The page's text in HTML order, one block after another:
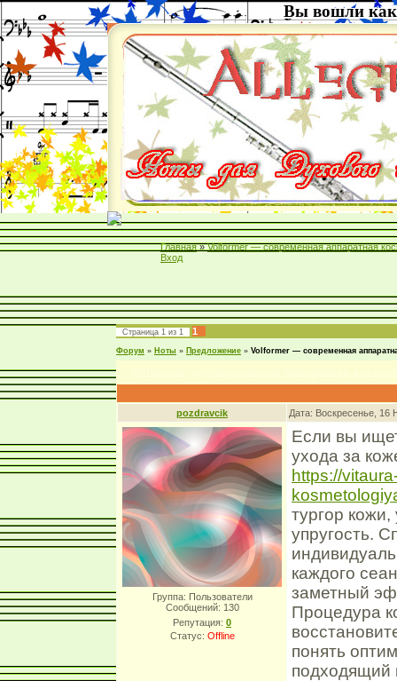
Вы вошли как
Главная » Volformer — современная аппаратная
Вход
Страница 1 из 1 1
Форум » Ноты » Предложение » Volformer — современная
pozdravcik Дата: Воскресенье,
Группа: Пользователи
Сообщений: 130
Репутация: 0
Статус: Offline
Если вы
ухода за
https://
тургор
упругость.
каждого
заметный
Процедура
понять
подходящий